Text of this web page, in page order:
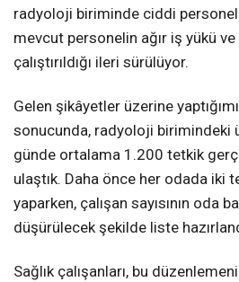
radyoloji biriminde ciddi personel
mevcut personelin ağır iş yükü
çalıştırıldığı ileri sürülüyor.
Gelen şikâyetler üzerine
sonucunda, radyoloji birimindeki
günde ortalama 1.200 tetkik
ulaştık. Daha önce her odada iki
yaparken, çalışan sayısının oda
düşürülecek şekilde liste
Sağlık çalışanları, bu